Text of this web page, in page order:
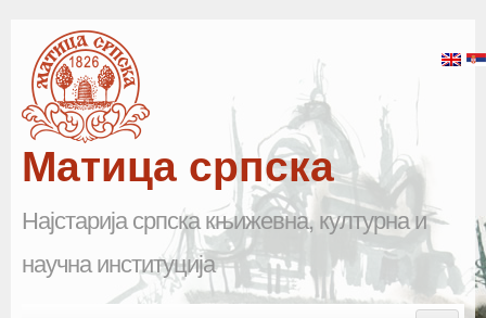
Матица српска
Најстарија српска књижевна, културна и
научна институција